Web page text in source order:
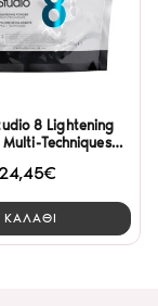
8 Lightening
Multi-Techniques
24,45€
ΚΑΛΑΘΙ